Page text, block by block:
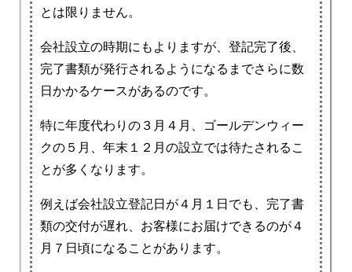
とは限りません。
会社設立の時期にもよりますが、登記完了後、
完了書類が発行されるようになるまでさらに数
日かかるケースがあるのです。
特に年度代わりの３月４月、ゴールデンウィー
クの５月、年末１２月の設立では待たされるこ
とが多くなります。
例えば会社設立登記日が４月１日でも、完了書
類の交付が遅れ、お客様にお届けできるのが４
月７日頃になることがあります。